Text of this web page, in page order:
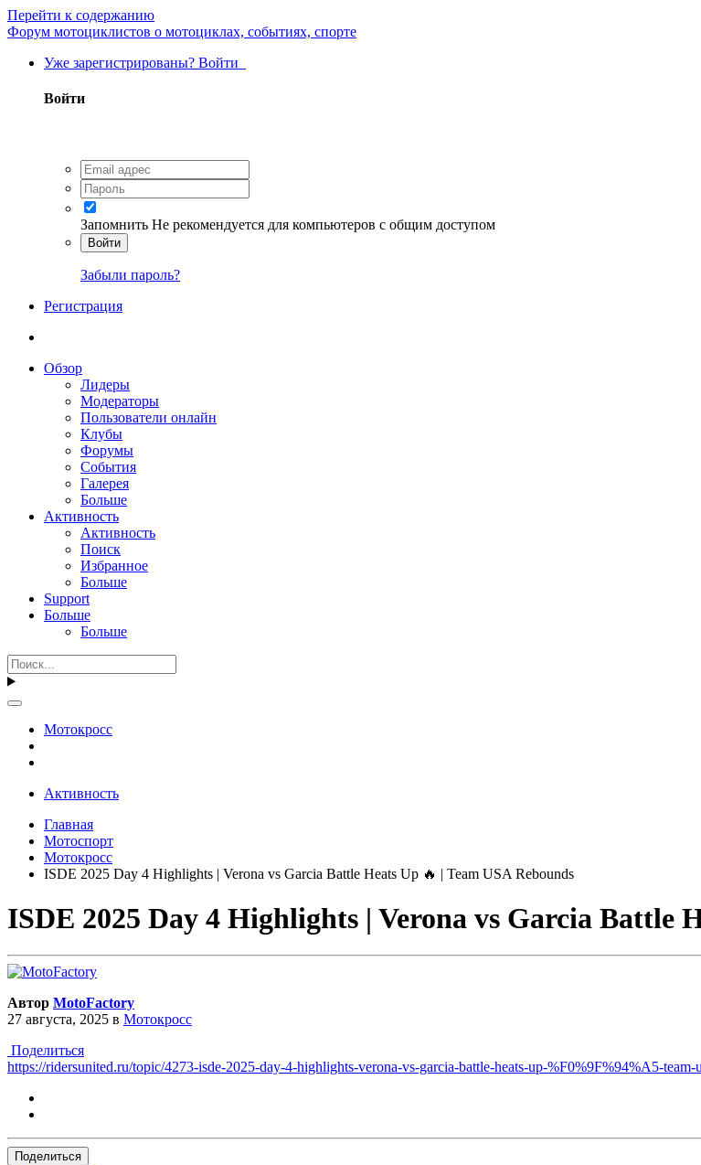
Перейти к содержанию
Форум мотоциклистов о мотоциклах, событиях, спорте
Уже зарегистрированы? Войти
Войти
Запомнить Не рекомендуется для компьютеров с общим доступом
Войти
Забыли пароль?
Регистрация
Обзор
Лидеры
Модераторы
Пользователи онлайн
Клубы
Форумы
События
Галерея
Больше
Активность
Активность
Поиск
Избранное
Больше
Support
Больше
Больше
Мотокросс
Активность
Главная
Мотоспорт
Мотокросс
ISDE 2025 Day 4 Highlights | Verona vs Garcia Battle Heats Up 🔥 | Team USA Rebounds
ISDE 2025 Day 4 Highlights | Verona vs Garcia Battle
Автор MotoFactory
27 августа, 2025 в Мотокросс
Поделиться
https://ridersunited.ru/topic/4273-isde-2025-day-4-highlights-verona-vs-garcia-battle-heats-up-%F0%9F%94%A5-team-
Поделиться